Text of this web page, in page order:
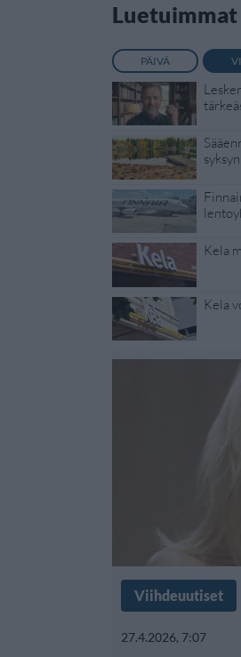
Luetuimmat
PÄIVÄ
Kela
Kela
Viihdeuutiset
27.4.2026, 7:07